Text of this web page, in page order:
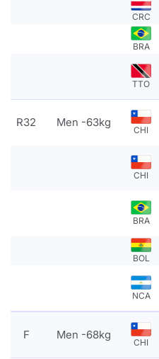
CRC
BRA
TTO
R32 Men -63kg
CHI
CHI
BRA
BOL
NCA
F Men -68kg
CHI